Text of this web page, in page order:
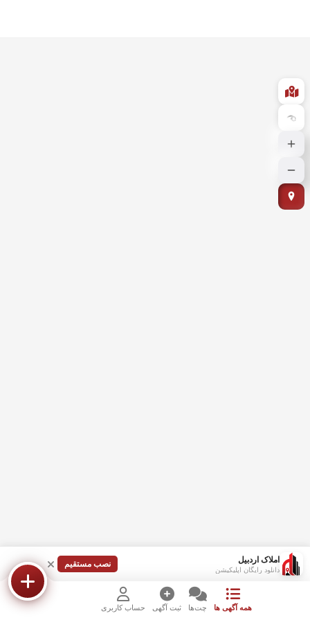
املاک اردبیل
دانلود رایگان اپلیکیشن
نصب مستقیم
همه آگهی ها چت‌ها ثبت آگهی حساب کاربری